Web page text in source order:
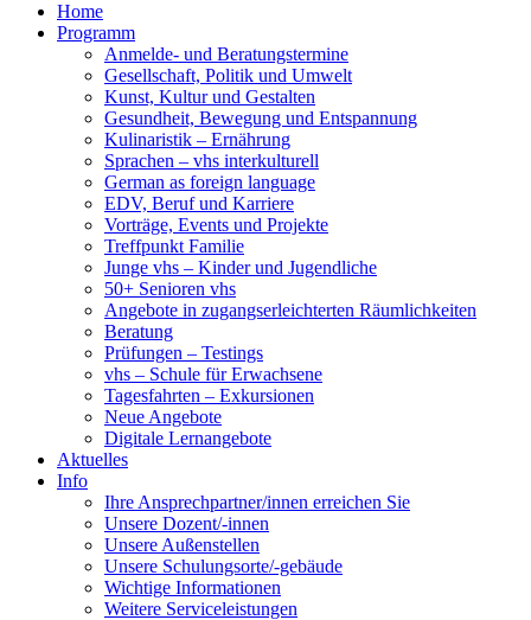
Home
Programm
Anmelde- und Beratungstermine
Gesellschaft, Politik und Umwelt
Kunst, Kultur und Gestalten
Gesundheit, Bewegung und Entspannung
Kulinaristik – Ernährung
Sprachen – vhs interkulturell
German as foreign language
EDV, Beruf und Karriere
Vorträge, Events und Projekte
Treffpunkt Familie
Junge vhs – Kinder und Jugendliche
50+ Senioren vhs
Angebote in zugangserleichterten Räumlichkeiten
Beratung
Prüfungen – Testings
vhs – Schule für Erwachsene
Tagesfahrten – Exkursionen
Neue Angebote
Digitale Lernangebote
Aktuelles
Info
Ihre Ansprechpartner/innen erreichen Sie
Unsere Dozent/-innen
Unsere Außenstellen
Unsere Schulungsorte/-gebäude
Wichtige Informationen
Weitere Serviceleistungen